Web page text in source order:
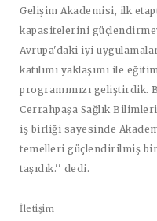
Gelişim Akademisi, ilk
kapasitelerini
Avrupa'daki iyi
katılımı yaklaşımı ile
programımızı geliştirdik.
Cerrahpaşa Sağlık
iş birliği sayesinde
temelleri güçlendirilmiş
taşıdık.'' dedi.
İletişim